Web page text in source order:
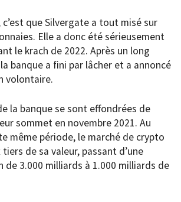
c’est que Silvergate a tout misé sur
Elle a donc été sérieusement
le krach de 2022. Après un long
banque a fini par lâcher et a annoncé
volontaire.
la banque se sont effondrées de
sommet en novembre 2021. Au
même période, le marché de crypto
de sa valeur, passant d’une
de 3.000 milliards à 1.000 milliards de